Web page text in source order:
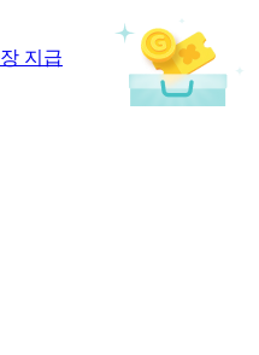
지급